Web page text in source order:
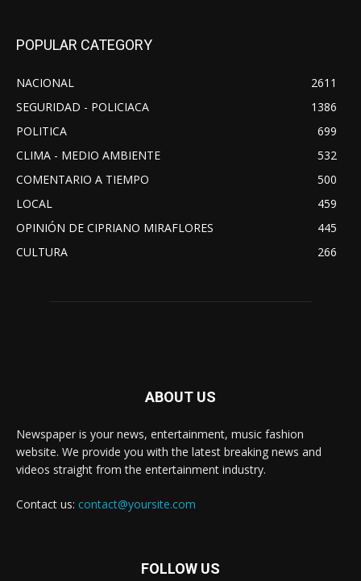
POPULAR CATEGORY
NACIONAL
2611
SEGURIDAD - POLICIACA
1386
POLITICA
699
CLIMA - MEDIO AMBIENTE
532
COMENTARIO A TIEMPO
500
LOCAL
459
OPINIÓN DE CIPRIANO MIRAFLORES
445
CULTURA
266
ABOUT US
Newspaper is your news, entertainment, music fashion
website. We provide you with the latest breaking news and
videos straight from the entertainment industry.
Contact us: contact@yoursite.com
FOLLOW US